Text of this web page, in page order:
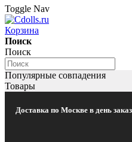
Toggle Nav
Корзина
Поиск
Поиск
Популярные совпадения
Товары
Доставка по Москве в день